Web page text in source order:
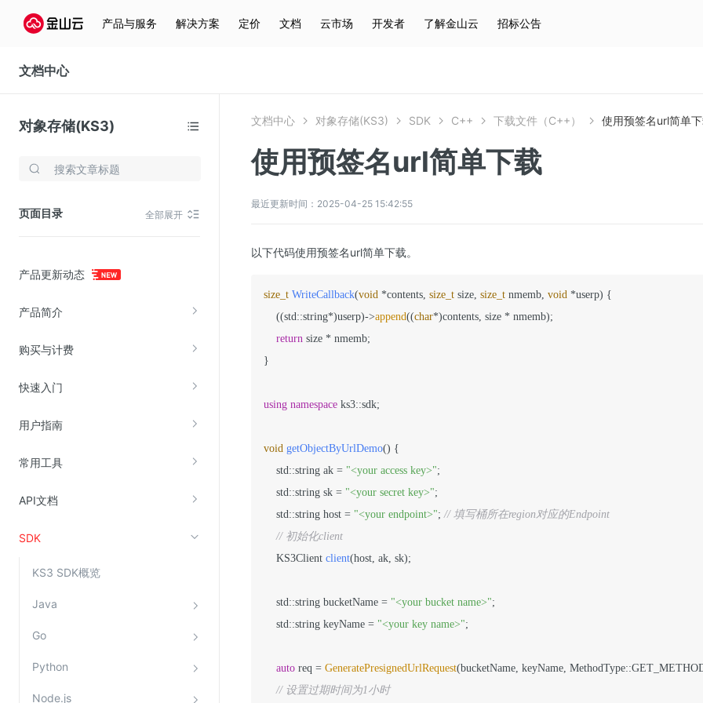
产品与服务 解决方案 定价 文档 云市场 开发者 了解金山云 招标公告
文档中心
对象存储(KS3)
页面目录 全部展开
产品更新动态
产品简介
购买与计费
快速入门
用户指南
常用工具
API文档
SDK
KS3 SDK概览
Java
Go
Python
Node.js
存储与云分发
云硬盘(EBS)
在线迁移服务
视频云服务
云直播(KLS)
边缘节点计算
金山云云防火墙
大模型应用防火墙
高防IP(KAD)
DDoS原生高防
文档中心 对象存储(KS3) SDK C++ 下载文件（C++） 使用预签名url简单
使用预签名url简单下载
最近更新时间：2025-04-25 15:42:55
以下代码使用预签名url简单下载。
size_t WriteCallback(void *contents, size_t size, size_t nmemb, void *userp) {
    ((std::string*)userp)->
append((char*)contents, size * nmemb);
return size * nmemb;
}
using namespace ks3::sdk;
void getObjectByUrlDemo() {
    std::string ak =
"<your access key>";
    std::string sk =
"<your secret key>";
    std::string host =
"<your endpoint>"; // 填写桶所在region对应的Endpoint
// 初始化client
KS3Client client(host, ak, sk);
    std::string bucketName =
"<your bucket name>";
    std::string keyName =
"<your key name>";
auto req = GeneratePresignedUrlRequest(bucketName, keyName,
// 设置过期时间为1小时